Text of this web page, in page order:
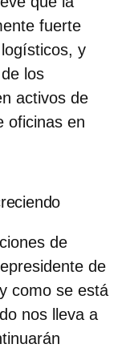
fuerte
y
los
activos de
oficinas en
de
de
como se está
nos lleva a